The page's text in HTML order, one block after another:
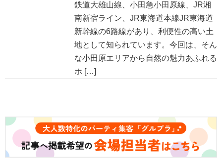
鉄道大雄山線、小田急小田原線、JR湘
南新宿ライン、JR東海道本線JR東海道
新幹線の6路線があり、利便性の高い土
地として知られています。今回は、そん
な小田原エリアから自然の魅力あふれる
ホ […]